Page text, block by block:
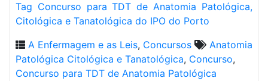
Tag Concurso para TDT de Anatomia Patológica,
Citológica e Tanatológica do IPO do Porto
A Enfermagem e as Leis, Concursos
Anatomia
Patológica Citológica e Tanatológica, Concurso,
Concurso para TDT de Anatomia Patológica